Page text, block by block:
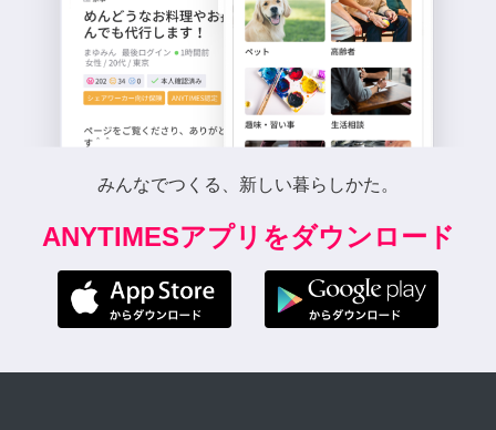
みんなでつくる、新しい暮らしかた。
ANYTIMESアプリをダウンロード